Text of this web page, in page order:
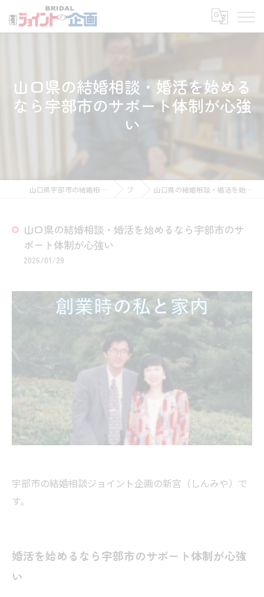
山口県の結婚相談・婚活を始める
なら宇部市のサポート体制が心強
い
山口県宇部市の結婚相談所なら有限会社ジョイント企画 ブログ 山口県の結婚相談・婚活を始めるなら宇部市のサポート体制が心強い
山口県の結婚相談・婚活を始めるなら宇部市のサ
ポート体制が心強い
2026/01/29
宇部市の結婚相談ジョイント企画の新宮（しんみや）で
す。
婚活を始めるなら宇部市のサポート体制が心強
い